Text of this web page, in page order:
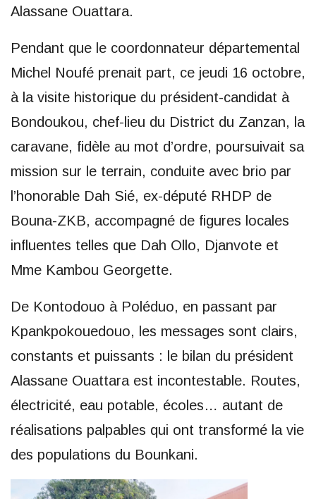
Alassane Ouattara.
Pendant que le coordonnateur départemental
Michel Noufé prenait part, ce jeudi 16 octobre,
à la visite historique du président-candidat à
Bondoukou, chef-lieu du District du Zanzan, la
caravane, fidèle au mot d’ordre, poursuivait sa
mission sur le terrain, conduite avec brio par
l’honorable Dah Sié, ex-député RHDP de
Bouna-ZKB, accompagné de figures locales
influentes telles que Dah Ollo, Djanvote et
Mme Kambou Georgette.
De Kontodouo à Poléduo, en passant par
Kpankpokouedouo, les messages sont clairs,
constants et puissants : le bilan du président
Alassane Ouattara est incontestable. Routes,
électricité, eau potable, écoles… autant de
réalisations palpables qui ont transformé la vie
des populations du Bounkani.